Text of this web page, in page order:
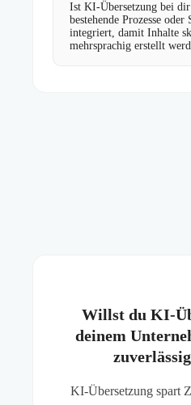
Ist KI-Übersetzung bei
bestehende Prozesse oder
integriert, damit Inhalte
mehrsprachig erstellt
Willst du KI-
deinem
KI-Übersetzung spart